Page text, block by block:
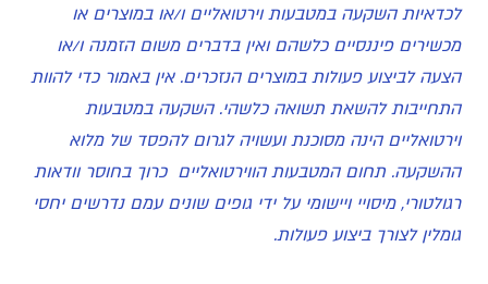
לכדאיות השקעה במטבעות וירטואליים ו/או במוצרים או
מכשירים פיננסיים כלשהם ואין בדברים משום הזמנה ו/או
הצעה לביצוע פעולות במוצרים הנזכרים. אין באמור כדי להוות
התחייבות להשאת תשואה כלשהי. השקעה במטבעות
וירטואליים הינה מסוכנת ועשויה לגרום להפסד של מלוא
ההשקעה. תחום המטבעות הווירטואליים כרוך בחוסר וודאות
רגולטורי, מיסויי ויישומי על ידי גופים שונים עמם נדרשים יחסי
גומלין לצורך ביצוע פעולות.